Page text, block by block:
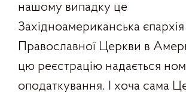
нашому випадку це
Західноамериканська єпархія
Православної Церкви в
цю реєстрацію надається
оподаткування. І хоча сама